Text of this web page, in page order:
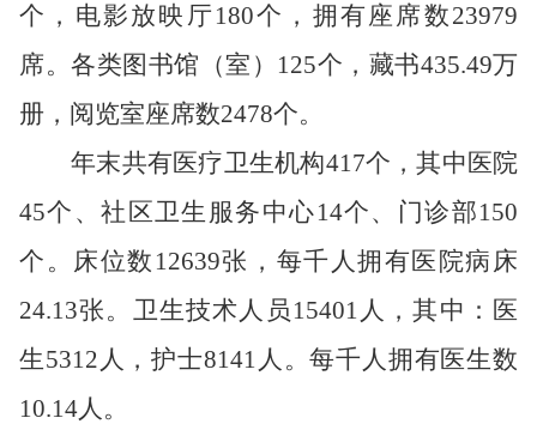
个，电影放映厅180个，拥有座席数23979
席。各类图书馆（室） 125个，藏书435.49万
册，阅览室座席数2478个。
年末共有医疗卫生机构417个，其中医院
45个、社区卫生服务中心14个、门诊部150
个。床位数 12639张，每千人拥有医院病床
24.13张。卫生技术人员 15401 人，其中：医
生5312 人，护士8141 人。每千人拥有医生数
10.14人。